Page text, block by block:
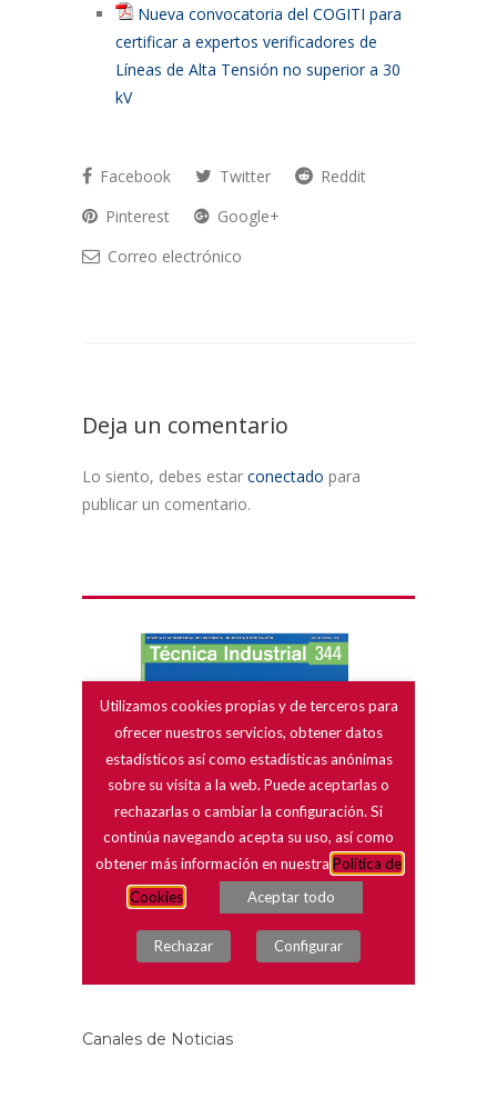
Nueva convocatoria del COGITI para
certificar a expertos verificadores de
Líneas de Alta Tensión no superior a 30
kV
Facebook Twitter
Reddit
Pinterest
Google+
Correo electrónico
Deja un comentario
Lo siento, debes estar conectado para
publicar un comentario.
Canales de Noticias